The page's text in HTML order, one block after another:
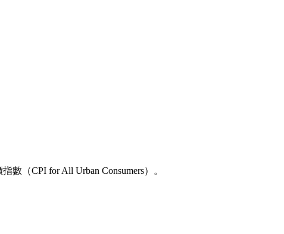
（CPI for All Urban Consumers）。